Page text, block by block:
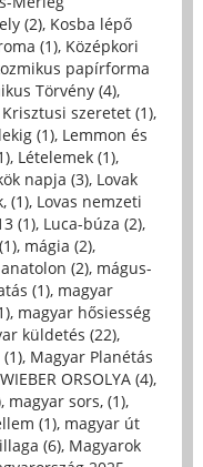
(2), Kosba lépő
(1), Középkori
papírforma
Törvény (4),
Krisztusi szeretet (1),
(1), Lemmon és
, Lételemek (1),
napja (3), Lovak
(1), Lovas nemzeti
(1), Luca-búza (2),
, mágia (2),
(2), mágus-
(1), magyar
, magyar hősiesség
küldetés (22),
, Magyar Planétás
ORSOLYA (4),
, magyar sors, (1),
(1), magyar út
(6), Magyarok